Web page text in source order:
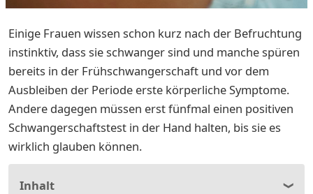
Einige Frauen wissen schon kurz nach der Befruchtung
instinktiv, dass sie schwanger sind und manche spüren
bereits in der Frühschwangerschaft und vor dem
Ausbleiben der Periode erste körperliche Symptome.
Andere dagegen müssen erst fünfmal einen positiven
Schwangerschaftstest in der Hand halten, bis sie es
wirklich glauben können.
Inhalt